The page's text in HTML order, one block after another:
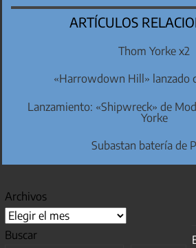
ARTÍCULOS
Thom Yorke x2
«Harrowdown Hill» lanzado
Lanzamiento: «Shipwreck» de
Yorke
Subastan batería de
Archivos
Buscar